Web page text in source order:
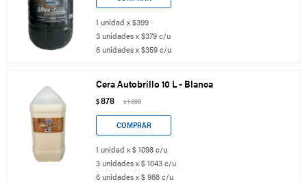
1 unidad x $399
3 unidades x $379 c/u
6 unidades x $359 c/u
Cera Autobrillo 10 L - Blanca
$878 $1.098
1 unidad x $ 1098 c/u
3 unidades x $ 1043 c/u
6 unidades x $ 988 c/u